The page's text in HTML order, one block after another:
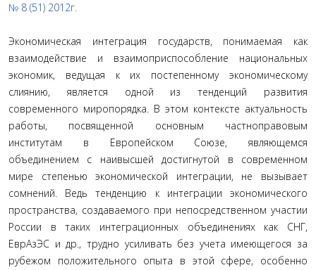
№ 8 (51) 2012г.
Экономическая интеграция государств, понимаемая как
взаимодействие и взаимоприспособление национальных
экономик, ведущая к их постепенному экономическому
слиянию, является одной из тенденций развития
современного миропорядка. В этом контексте актуальность
работы, посвященной основным частноправовым
институтам в Европейском Союзе, являющемся
объединением с наивысшей достигнутой в современном
мире степенью экономической интеграции, не вызывает
сомнений. Ведь тенденцию к интеграции экономического
пространства, создаваемого при непосредственном участии
России в таких интеграционных объединениях как СНГ,
ЕврАзЭС и др., трудно усиливать без учета имеющегося за
рубежом положительного опыта в этой сфере, особенно